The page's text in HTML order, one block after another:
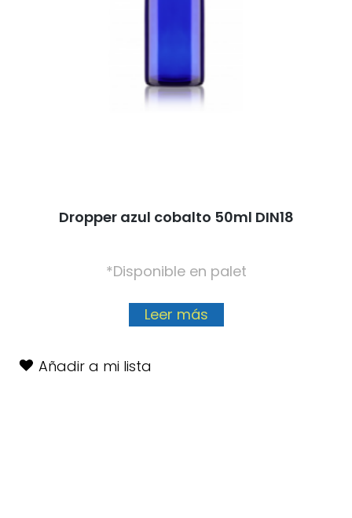
Dropper azul cobalto 50ml DIN18
*Disponible en palet
Leer más
Añadir a mi lista